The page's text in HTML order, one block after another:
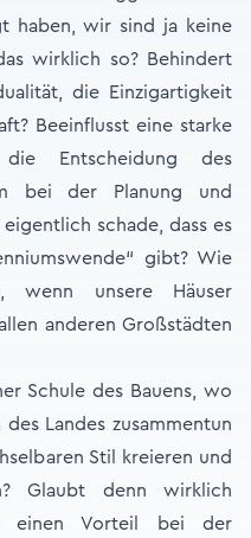
haben, wir sind ja keine
wirklich so? Behindert
die Einzigartigkeit
Beeinflusst eine starke
Entscheidung des
bei der Planung und
schade, dass es
gibt? Wie
wenn unsere Häuser
anderen Großstädten
Schule des Bauens, wo
Landes zusammentun
Stil kreieren und
Glaubt denn wirklich
einen Vorteil bei der